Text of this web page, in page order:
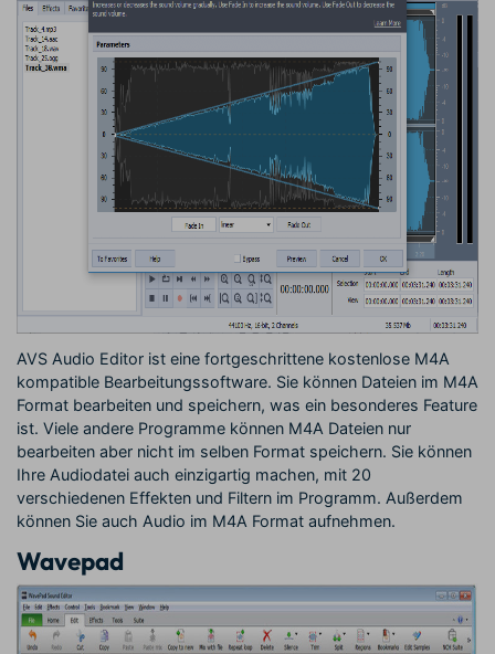
AVS Audio Editor ist eine fortgeschrittene kostenlose M4A
kompatible Bearbeitungssoftware. Sie können Dateien im M4A
Format bearbeiten und speichern, was ein besonderes Feature
ist. Viele andere Programme können M4A Dateien nur
bearbeiten aber nicht im selben Format speichern. Sie können
Ihre Audiodatei auch einzigartig machen, mit 20
verschiedenen Effekten und Filtern im Programm. Außerdem
können Sie auch Audio im M4A Format aufnehmen.
Wavepad